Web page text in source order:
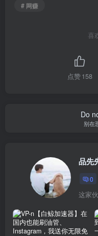
# 网赚
喜
点赞158
Do
别在
品先
0
这家